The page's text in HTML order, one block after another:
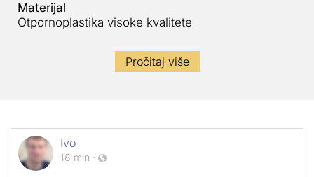
Materijal
Otpornoplastika visoke kvalitete
Pročitaj više
Ivo
18 min ·